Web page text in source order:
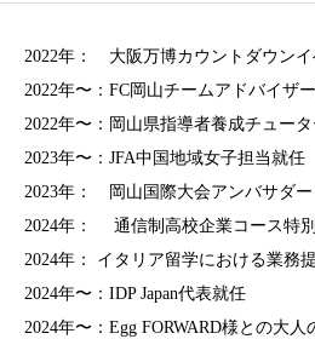
2022年： 大阪万博カウントダウン
2022年〜：FC岡山チームアドバイザ
2022年〜：岡山県指導者養成チュー
2023年〜：JFA中国地域女子担当就任
2023年： 岡山国際大会アンバサダー
2024年： 通信制高校企業コース特
2024年： イタリア留学における業務
2024年〜：IDP Japan代表就任
2024年〜：Egg FORWARD様との大人